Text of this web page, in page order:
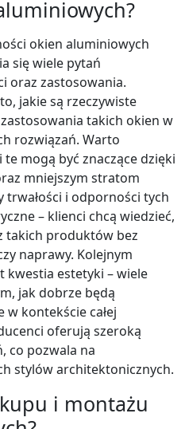
okien aluminiowych
się wiele pytań
oraz zastosowania.
jakie są rzeczywiste
takich okien w
rozwiązań. Warto
te mogą być znaczące dzięki
mniejszym stratom
trwałości i odporności tych
– klienci chcą wiedzieć,
takich produktów bez
naprawy. Kolejnym
kwestia estetyki – wiele
jak dobrze będą
w kontekście całej
oferują szeroką
co pozwala na
stylów architektonicznych.
i montażu